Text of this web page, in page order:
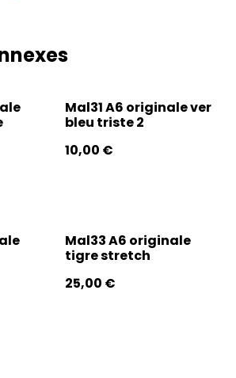
Mal31 A6 originale ver
bleu triste 2
10,00 €
Mal33 A6 originale
tigre stretch
25,00 €